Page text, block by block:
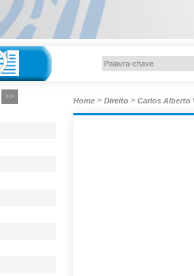
>>
Home > Direito > Carlos Alberto